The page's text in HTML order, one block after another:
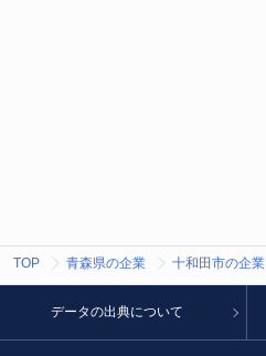
TOP 青森県の企業 十和田市の企業
データの出典について